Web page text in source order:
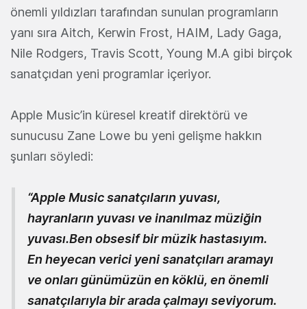
önemli yıldızları tarafından sunulan programların
yanı sıra Aitch, Kerwin Frost, HAIM, Lady Gaga,
Nile Rodgers, Travis Scott, Young M.A gibi birçok
sanatçıdan yeni programlar içeriyor.
Apple Music’in küresel kreatif direktörü ve
sunucusu Zane Lowe bu yeni gelişme hakkın
şunları söyledi:
“Apple Music sanatçıların yuvası,
hayranların yuvası ve inanılmaz müziğin
yuvası.Ben obsesif bir müzik hastasıyım.
En heyecan verici yeni sanatçıları aramayı
ve onları günümüzün en köklü, en önemli
sanatçılarıyla bir arada çalmayı seviyorum.